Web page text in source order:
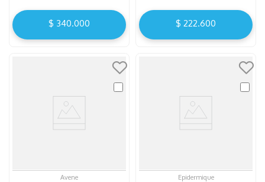
$ 340.000 $ 222.600
Avene Epidermique